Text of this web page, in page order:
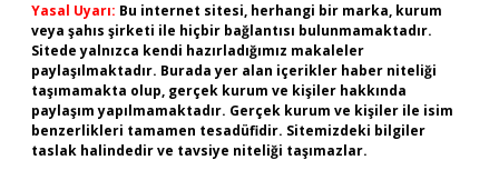
Yasal Uyarı: Bu internet sitesi, herhangi bir marka, kurum
veya şahıs şirketi ile hiçbir bağlantısı bulunmamaktadır.
Sitede yalnızca kendi hazırladığımız makaleler
paylaşılmaktadır. Burada yer alan içerikler haber niteliği
taşımamakta olup, gerçek kurum ve kişiler hakkında
paylaşım yapılmamaktadır. Gerçek kurum ve kişiler ile isim
benzerlikleri tamamen tesadüfidir. Sitemizdeki bilgiler
taslak halindedir ve tavsiye niteliği taşımazlar.